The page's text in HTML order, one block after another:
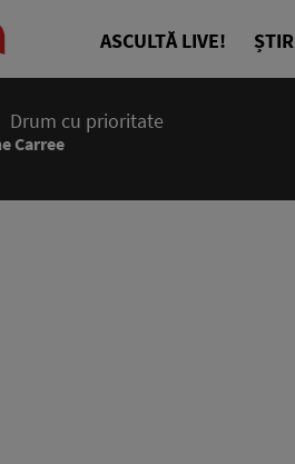
ASCULTĂ LIVE!
Drum cu prioritate
Carree